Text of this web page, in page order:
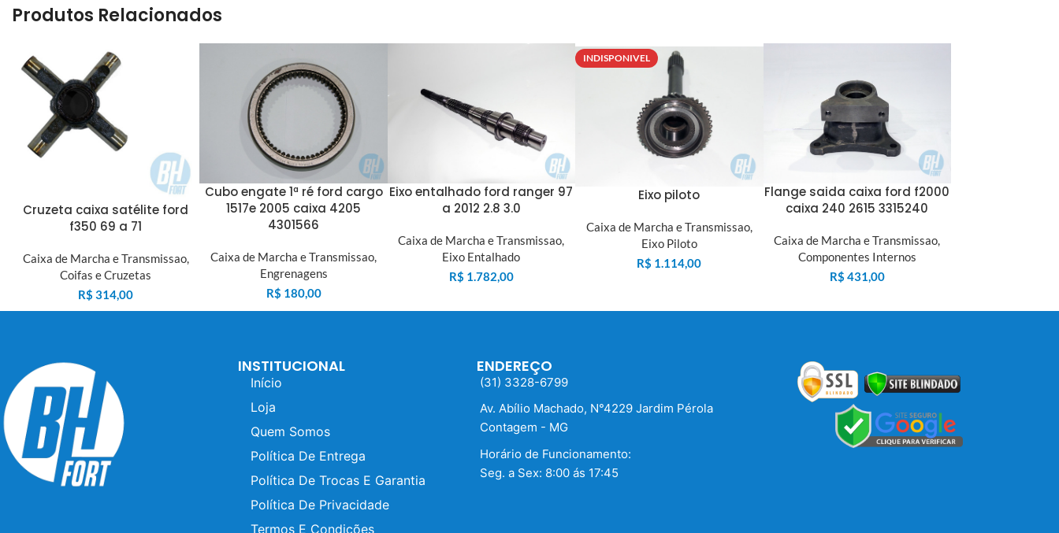
Produtos Relacionados
Cruzeta caixa satélite ford
f350 69 a 71
Caixa de Marcha e Transmissao,
Coifas e Cruzetas
R$ 314,00
Cubo engate 1ª ré ford cargo
1517e 2005 caixa 4205
4301566
Caixa de Marcha e Transmissao,
Engrenagens
R$ 180,00
Eixo entalhado ford ranger 97
a 2012 2.8 3.0
Caixa de Marcha e Transmissao,
Eixo Entalhado
R$ 1.782,00
INDISPONIVEL
Eixo piloto
Caixa de Marcha e Transmissao,
Eixo Piloto
R$ 1.114,00
Flange saida caixa ford f2000
caixa 240 2615 3315240
Caixa de Marcha e Transmissao,
Componentes Internos
R$ 431,00
INSTITUCIONAL
Início
Loja
Quem Somos
Política De Entrega
Política De Trocas E Garantia
Política De Privacidade
Termos E Condições
ENDEREÇO
(31) 3328-6799
Av. Abílio Machado, N°4229 Jardim Pérola
Contagem - MG
Horário de Funcionamento:
Seg. a Sex: 8:00 ás 17:45